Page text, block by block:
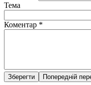
Тема
Коментар *